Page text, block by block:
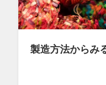
製造方法から​み